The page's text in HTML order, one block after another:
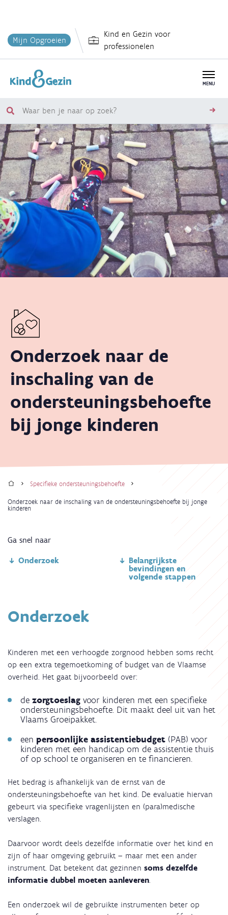
en
inhoud
Mijn Opgroeien
Kind en Gezin voor
professionelen
MENU
Waar
ben
je
naar
op
zoek?
Onderzoek naar de
inschaling van de
ondersteuningsbehoefte
bij jonge kinderen
Kruimelpad
HomeSpecifieke ondersteuningsbehoefte
Onderzoek naar de inschaling van de ondersteuningsbehoefte bij jonge
kinderen
Ga snel naar
Onderzoek
Belangrijkste
bevindingen en
volgende stappen
Onderzoek
Kinderen met een verhoogde zorgnood hebben soms recht
op een extra tegemoetkoming of budget van de Vlaamse
overheid. Het gaat bijvoorbeeld over:
de zorgtoeslag voor kinderen met een specifieke
ondersteuningsbehoefte. Dit maakt deel uit van het
Vlaams Groeipakket.
een persoonlijke assistentiebudget (PAB) voor
kinderen met een handicap om de assistentie thuis
of op school te organiseren en te financieren.
Het bedrag is afhankelijk van de ernst van de
ondersteuningsbehoefte van het kind. De evaluatie hiervan
gebeurt via specifieke vragenlijsten en (para)medische
verslagen.
Daarvoor wordt deels dezelfde informatie over het kind en
zijn of haar omgeving gebruikt – maar met een ander
instrument. Dat betekent dat gezinnen soms dezelfde
informatie dubbel moeten aanleveren
Een onderzoek wil de gebruikte instrumenten beter op